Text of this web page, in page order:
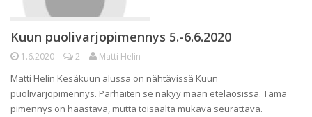
Kuun puolivarjopimennys 5.-6.6.2020
1.6.2020 2 Matti Helin
Matti Helin Kesäkuun alussa on nähtävissä Kuun
puolivarjopimennys. Parhaiten se näkyy maan eteläosissa. Tämä
pimennys on haastava, mutta toisaalta mukava seurattava.